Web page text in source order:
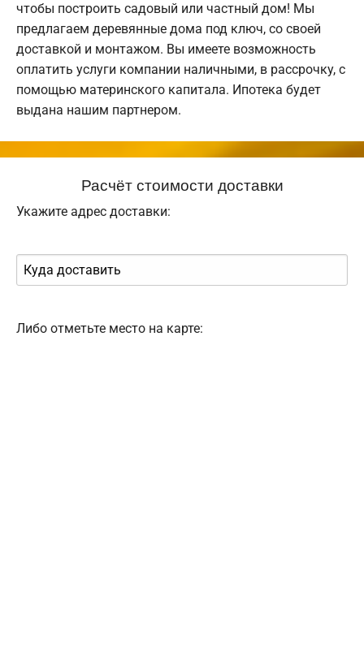
чтобы построить садовый или частный дом! Мы
предлагаем деревянные дома под ключ, со своей
доставкой и монтажом. Вы имеете возможность
оплатить услуги компании наличными, в рассрочку, с
помощью материнского капитала. Ипотека будет
выдана нашим партнером.
Расчёт стоимости доставки
Укажите адрес доставки:
Либо отметьте место на карте: